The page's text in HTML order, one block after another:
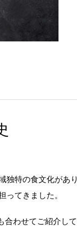
独特の食文化があり
ってきました。
合わせてご紹介して